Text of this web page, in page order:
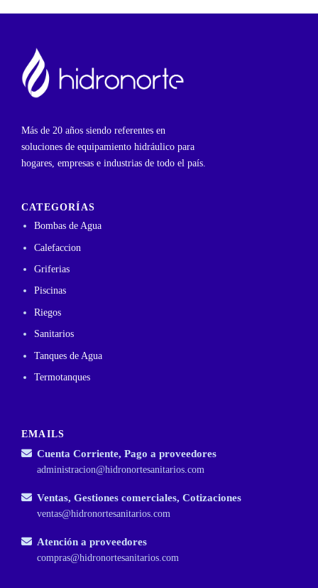
Más de 20 años siendo referentes en
soluciones de equipamiento hidráulico para
hogares, empresas e industrias de todo el país.
CATEGORÍAS
Bombas de Agua
Calefaccion
Griferias
Piscinas
Riegos
Sanitarios
Tanques de Agua
Termotanques
EMAILS
Cuenta Corriente, Pago a proveedores
administracion@hidronortesanitarios.com
Ventas, Gestiones comerciales, Cotizaciones
ventas@hidronortesanitarios.com
Atención a proveedores
compras@hidronortesanitarios.com